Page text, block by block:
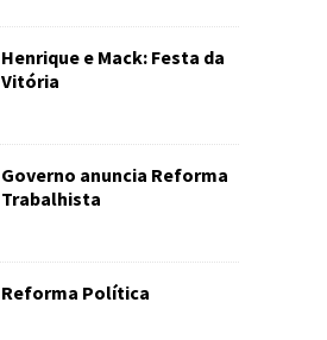
Henrique e Mack: Festa da
Vitória
Governo anuncia Reforma
Trabalhista
Reforma Política